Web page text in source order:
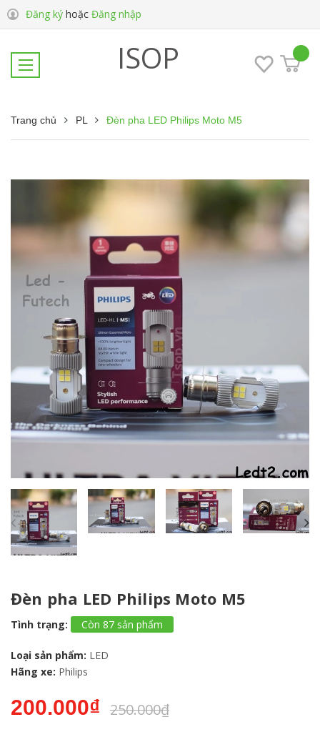
Đăng ký hoặc Đăng nhập
ISOP
Trang chủ PL Đèn pha LED Philips Moto M5
Đèn pha LED Philips Moto M5
Tình trạng: Còn 87 sản phẩm
Loại sản phẩm: LED
Hãng xe: Philips
200.000₫ 250.000₫